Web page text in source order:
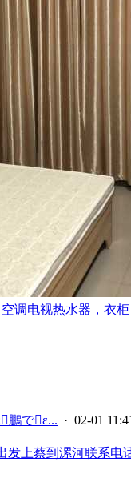
调电视热水器，衣
ε鵬でε... · 02-01
发上蔡到漯河联系电